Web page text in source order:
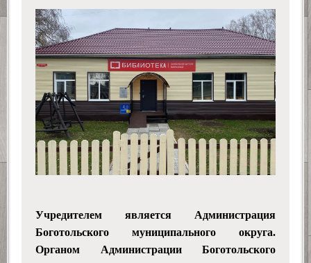
Учредителем является Администрация
Боготольского муниципального округа.
Органом Администрации Боготольского